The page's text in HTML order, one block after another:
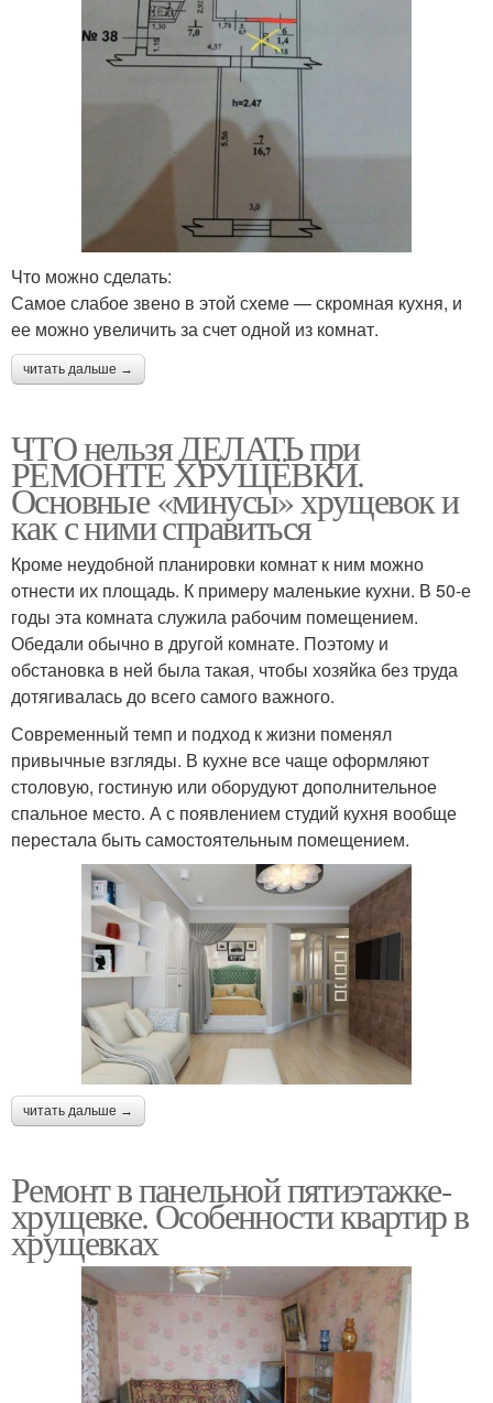
Что можно сделать:
Самое слабое звено в этой схеме — скромная кухня, и
ее можно увеличить за счет одной из комнат.
читать дальше →
ЧТО нельзя ДЕЛАТЬ при
РЕМОНТЕ ХРУЩЁВКИ.
Основные «минусы» хрущевок и
как с ними справиться
Кроме неудобной планировки комнат к ним можно
отнести их площадь. К примеру маленькие кухни. В 50-е
годы эта комната служила рабочим помещением.
Обедали обычно в другой комнате. Поэтому и
обстановка в ней была такая, чтобы хозяйка без труда
дотягивалась до всего самого важного.
Современный темп и подход к жизни поменял
привычные взгляды. В кухне все чаще оформляют
столовую, гостиную или оборудуют дополнительное
спальное место. А с появлением студий кухня вообще
перестала быть самостоятельным помещением.
читать дальше →
Ремонт в панельной пятиэтажке-
хрущевке. Особенности квартир в
хрущевках